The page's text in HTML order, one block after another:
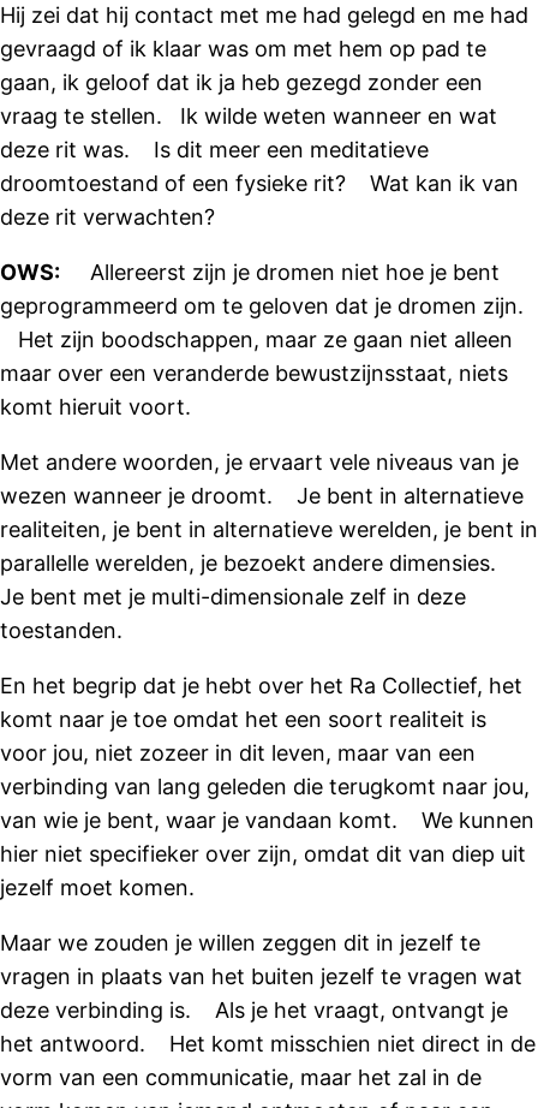
Hij zei dat hij contact met me had gelegd en me had
gevraagd of ik klaar was om met hem op pad te
gaan, ik geloof dat ik ja heb gezegd zonder een
vraag te stellen. Ik wilde weten wanneer en wat
deze rit was. Is dit meer een meditatieve
droomtoestand of een fysieke rit? Wat kan ik van
deze rit verwachten?
OWS: Allereerst zijn je dromen niet hoe je bent
geprogrammeerd om te geloven dat je dromen zijn.
Het zijn boodschappen, maar ze gaan niet alleen
maar over een veranderde bewustzijnsstaat, niets
komt hieruit voort.
Met andere woorden, je ervaart vele niveaus van je
wezen wanneer je droomt. Je bent in alternatieve
realiteiten, je bent in alternatieve werelden, je bent in
parallelle werelden, je bezoekt andere dimensies.
Je bent met je multi-dimensionale zelf in deze
toestanden.
En het begrip dat je hebt over het Ra Collectief, het
komt naar je toe omdat het een soort realiteit is
voor jou, niet zozeer in dit leven, maar van een
verbinding van lang geleden die terugkomt naar jou,
van wie je bent, waar je vandaan komt. We kunnen
hier niet specifieker over zijn, omdat dit van diep uit
jezelf moet komen.
Maar we zouden je willen zeggen dit in jezelf te
vragen in plaats van het buiten jezelf te vragen wat
deze verbinding is. Als je het vraagt, ontvangt je
het antwoord. Het komt misschien niet direct in de
vorm van een communicatie, maar het zal in de